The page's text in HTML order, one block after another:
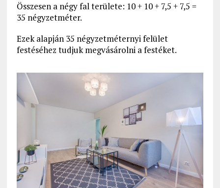
Összesen a négy fal területe: 10 + 10 + 7,5 + 7,5 =
35 négyzetméter.
Ezek alapján 35 négyzetméternyi felület
festéséhez tudjuk megvásárolni a festéket.